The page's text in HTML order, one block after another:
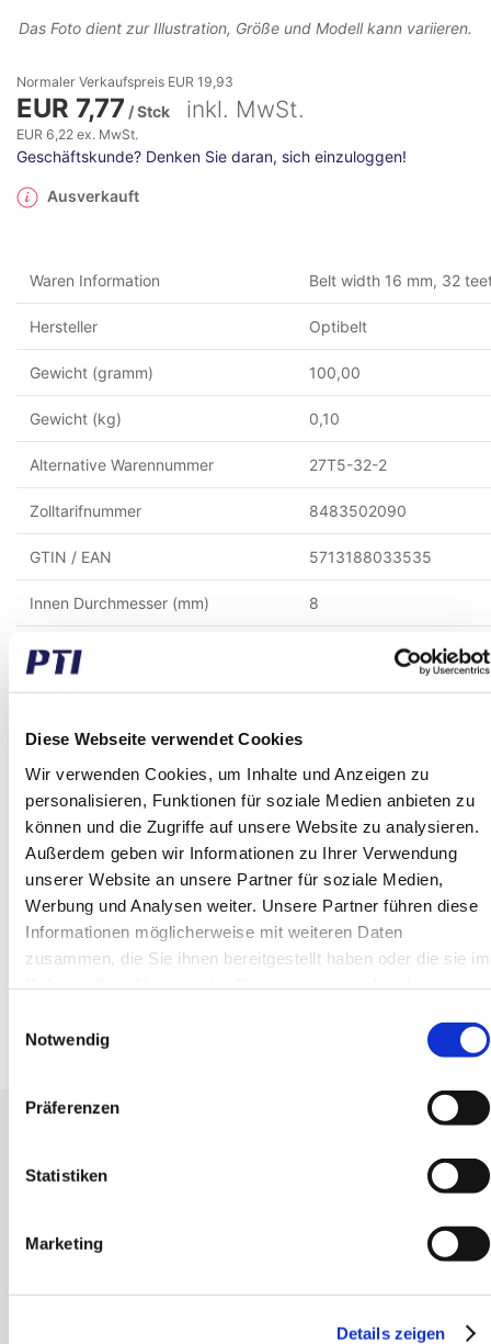
Diese Webseite verwendet Cookies
Wir verwenden Cookies, um Inhalte und Anzeigen zu
personalisieren, Funktionen für soziale Medien anbieten zu
können und die Zugriffe auf unsere Website zu analysieren.
Außerdem geben wir Informationen zu Ihrer Verwendung
unserer Website an unsere Partner für soziale Medien,
Werbung und Analysen weiter. Unsere Partner führen diese
Informationen möglicherweise mit weiteren Daten
zusammen, die Sie ihnen bereitgestellt haben oder die sie im
Notwendig
Präferenzen
Statistiken
Marketing
Details zeigen
Das Foto dient zur Illustration, Größe und Modell kann variieren.
Normaler Verkaufspreis EUR 19,93
EUR 7,77 / Stck inkl. MwSt.
EUR 6,22 ex. MwSt.
Geschäftskunde? Denken Sie daran, sich einzuloggen!
Ausverkauft
Waren Information Belt width 16 mm, 32
Hersteller Optibelt
Gewicht (gramm) 100,00
Gewicht (kg) 0,10
Alternative Warennummer 27T5-32-2
Zolltarifnummer 8483502090
GTIN / EAN 5713188033535
Innen Durchmesser (mm) 8
Aussen Durchmesser (mm)
Breite (mm) 27
Material
Zähne 32
Riemenscheibenart T5
Scheibendurchmesser NORM (mm) 50,10